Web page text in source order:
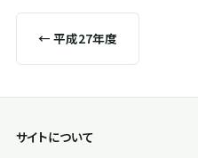
← 平成27年度
サイトについて